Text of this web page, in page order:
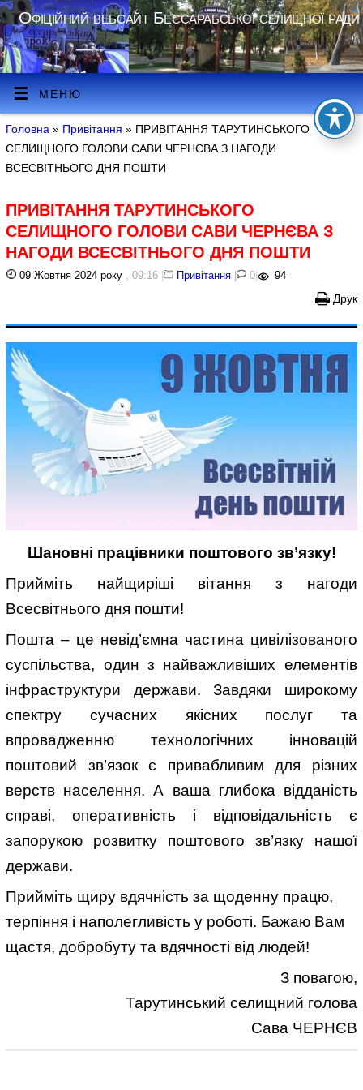
Офіційний вебсайт Бессарабської селищної ради
МЕНЮ
Головна » Привітання » ПРИВІТАННЯ ТАРУТИНСЬКОГО
СЕЛИЩНОГО ГОЛОВИ САВИ ЧЕРНЄВА З НАГОДИ
ВСЕСВІТНЬОГО ДНЯ ПОШТИ
ПРИВІТАННЯ ТАРУТИНСЬКОГО
СЕЛИЩНОГО ГОЛОВИ САВИ ЧЕРНЄВА З
НАГОДИ ВСЕСВІТНЬОГО ДНЯ ПОШТИ
09 Жовтня 2024 року , 09:16 | Привітання | 0 | 94
Друк
Шановні працівники поштового зв’язку!
Прийміть найщиріші вітання з нагоди
Всесвітнього дня пошти!
Пошта – це невід’ємна частина цивілізованого
суспільства, один з найважливіших елементів
інфраструктури держави. Завдяки широкому
спектру сучасних якісних послуг та
впровадженню технологічних інновацій
поштовий зв’язок є привабливим для різних
верств населення. А ваша глибока відданість
справі, оперативність і відповідальність є
запорукою розвитку поштового зв’язку нашої
держави.
Прийміть щиру вдячність за щоденну працю,
терпіння і наполегливість у роботі. Бажаю Вам
щастя, добробуту та вдячності від людей!
З повагою,
Тарутинський селищний голова
Сава ЧЕРНЄВ